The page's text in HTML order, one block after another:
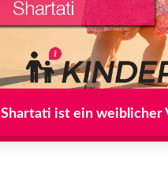
Shartati ist ein weiblicher